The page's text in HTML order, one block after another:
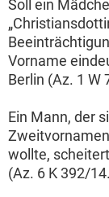
Soll ein
Vorname
Berlin (Az. 1 W
Ein Mann, der
wollte,
(Az. 6 K 392/